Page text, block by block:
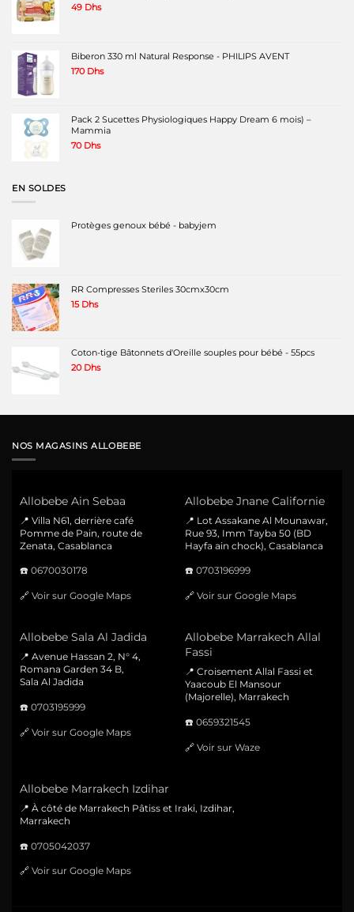
49 Dhs
Biberon 330 ml Natural Response - PHILIPS AVENT
170 Dhs
Pack 2 Sucettes Physiologiques Happy Dream 6 mois) –
Mammia
70 Dhs
EN SOLDES
Protèges genoux bébé - babyjem
RR Compresses Steriles 30cmx30cm
15 Dhs
Coton-tige Bâtonnets d'Oreille souples pour bébé - 55pcs
20 Dhs
NOS MAGASINS ALLOBEBE
Allobebe Ain Sebaa
📍 Villa N61, derrière café
Pomme de Pain, route de
Zenata, Casablanca
☎️ 0670030178
🔗 Voir sur Google Maps
Allobebe Jnane Californie
📍 Lot Assakane Al Mounawar,
Rue 93, Imm Tayba 50 (BD
Hayfa ain chock), Casablanca
☎️ 0703196999
🔗 Voir sur Google Maps
Allobebe Sala Al Jadida
📍 Avenue Hassan 2, N° 4,
Romana Garden 34 B,
Sala Al Jadida
☎️ 0703195999
🔗 Voir sur Google Maps
Allobebe Marrakech Allal
Fassi
📍 Croisement Allal Fassi et
Yaacoub El Mansour
(Majorelle), Marrakech
☎️ 0659321545
🔗 Voir sur Waze
Allobebe Marrakech Izdihar
📍 À côté de Marrakech Pâtiss et Iraki, Izdihar,
Marrakech
☎️ 0705042037
🔗 Voir sur Google Maps